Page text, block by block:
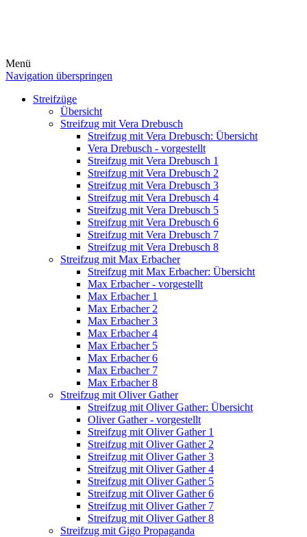
Menü
Navigation überspringen
Streifzüge
Übersicht
Streifzug mit Vera Drebusch
Streifzug mit Vera Drebusch: Übersicht
Vera Drebusch - vorgestellt
Streifzug mit Vera Drebusch 1
Streifzug mit Vera Drebusch 2
Streifzug mit Vera Drebusch 3
Streifzug mit Vera Drebusch 4
Streifzug mit Vera Drebusch 5
Streifzug mit Vera Drebusch 6
Streifzug mit Vera Drebusch 7
Streifzug mit Vera Drebusch 8
Streifzug mit Max Erbacher
Streifzug mit Max Erbacher: Übersicht
Max Erbacher - vorgestellt
Max Erbacher 1
Max Erbacher 2
Max Erbacher 3
Max Erbacher 4
Max Erbacher 5
Max Erbacher 6
Max Erbacher 7
Max Erbacher 8
Streifzug mit Oliver Gather
Streifzug mit Oliver Gather: Übersicht
Oliver Gather - vorgestellt
Streifzug mit Oliver Gather 1
Streifzug mit Oliver Gather 2
Streifzug mit Oliver Gather 3
Streifzug mit Oliver Gather 4
Streifzug mit Oliver Gather 5
Streifzug mit Oliver Gather 6
Streifzug mit Oliver Gather 7
Streifzug mit Oliver Gather 8
Streifzug mit Gigo Propaganda